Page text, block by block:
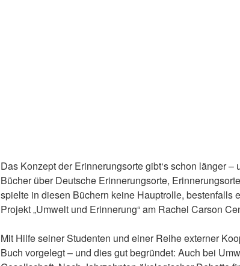
Das Konzept der Erinnerungsorte gibt‘s schon länger
Bücher über Deutsche Erinnerungsorte,
spielte in diesen Büchern keine Hauptrolle, bestenfalls
Projekt „Umwelt und Erinnerung“ am Rachel Carson
Mit Hilfe seiner Studenten und einer Reihe externer
Buch vorgelegt – und dies gut begründet: Auch bei